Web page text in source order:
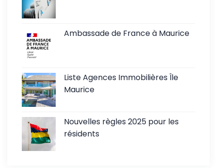
Ambassade de France à Maurice
Liste Agences Immobilières Île
Maurice
Nouvelles règles 2025 pour les
résidents